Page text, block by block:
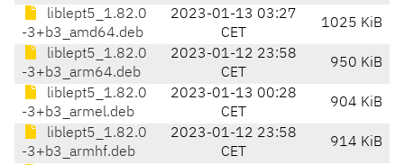
liblept5_1.82.0
-3+b3_amd64.deb
2023-01-13 03:27
CET
1025 KiB
liblept5_1.82.0
-3+b3_arm64.deb
2023-01-12 23:58
CET
950 KiB
liblept5_1.82.0
-3+b3_armel.deb
2023-01-13 00:28
CET
904 KiB
liblept5_1.82.0
-3+b3_armhf.deb
2023-01-12 23:58
CET
914 KiB